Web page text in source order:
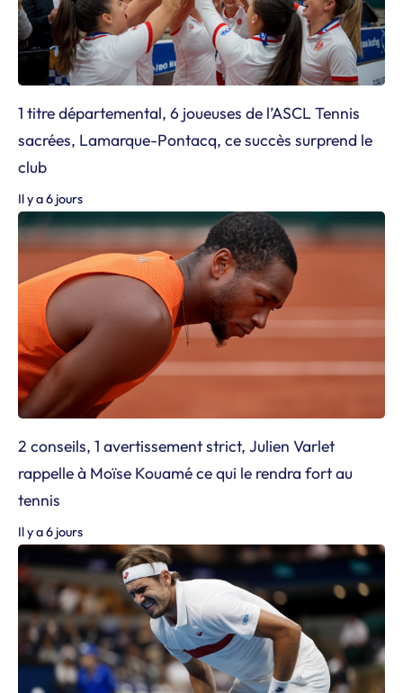
1 titre départemental, 6 joueuses de l’ASCL Tennis
sacrées, Lamarque-Pontacq, ce succès surprend le
club
Il y a 6 jours
2 conseils, 1 avertissement strict, Julien Varlet
rappelle à Moïse Kouamé ce qui le rendra fort au
tennis
Il y a 6 jours